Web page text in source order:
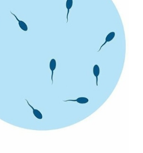
Hội Đau Xương Khớp